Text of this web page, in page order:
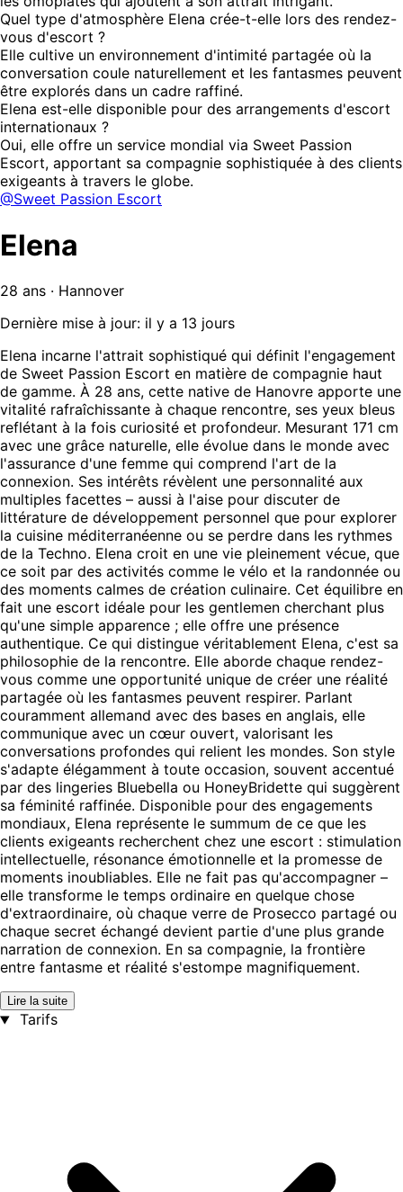
Quel type d'atmosphère Elena crée-t-elle lors des rendez-
vous d'escort ?
Elle cultive un environnement d'intimité partagée où la
conversation coule naturellement et les fantasmes peuvent
être explorés dans un cadre raffiné.
Elena est-elle disponible pour des arrangements d'escort
internationaux ?
Oui, elle offre un service mondial via Sweet Passion
Escort, apportant sa compagnie sophistiquée à des clients
exigeants à travers le globe.
@Sweet Passion Escort
Elena
28 ans · Hannover
Dernière mise à jour: il y a 13 jours
Elena incarne l'attrait sophistiqué qui définit l'engagement
de Sweet Passion Escort en matière de compagnie haut
de gamme. À 28 ans, cette native de Hanovre apporte une
vitalité rafraîchissante à chaque rencontre, ses yeux bleus
reflétant à la fois curiosité et profondeur. Mesurant 171 cm
avec une grâce naturelle, elle évolue dans le monde avec
l'assurance d'une femme qui comprend l'art de la
connexion. Ses intérêts révèlent une personnalité aux
multiples facettes – aussi à l'aise pour discuter de
littérature de développement personnel que pour explorer
la cuisine méditerranéenne ou se perdre dans les rythmes
de la Techno. Elena croit en une vie pleinement vécue, que
ce soit par des activités comme le vélo et la randonnée ou
des moments calmes de création culinaire. Cet équilibre en
fait une escort idéale pour les gentlemen cherchant plus
qu'une simple apparence ; elle offre une présence
authentique. Ce qui distingue véritablement Elena, c'est sa
philosophie de la rencontre. Elle aborde chaque rendez-
vous comme une opportunité unique de créer une réalité
partagée où les fantasmes peuvent respirer. Parlant
couramment allemand avec des bases en anglais, elle
communique avec un cœur ouvert, valorisant les
conversations profondes qui relient les mondes. Son style
s'adapte élégamment à toute occasion, souvent accentué
par des lingeries Bluebella ou HoneyBridette qui suggèrent
sa féminité raffinée. Disponible pour des engagements
mondiaux, Elena représente le summum de ce que les
clients exigeants recherchent chez une escort : stimulation
intellectuelle, résonance émotionnelle et la promesse de
moments inoubliables. Elle ne fait pas qu'accompagner –
elle transforme le temps ordinaire en quelque chose
d'extraordinaire, où chaque verre de Prosecco partagé ou
chaque secret échangé devient partie d'une plus grande
narration de connexion. En sa compagnie, la frontière
entre fantasme et réalité s'estompe magnifiquement.
Lire la suite
Tarifs